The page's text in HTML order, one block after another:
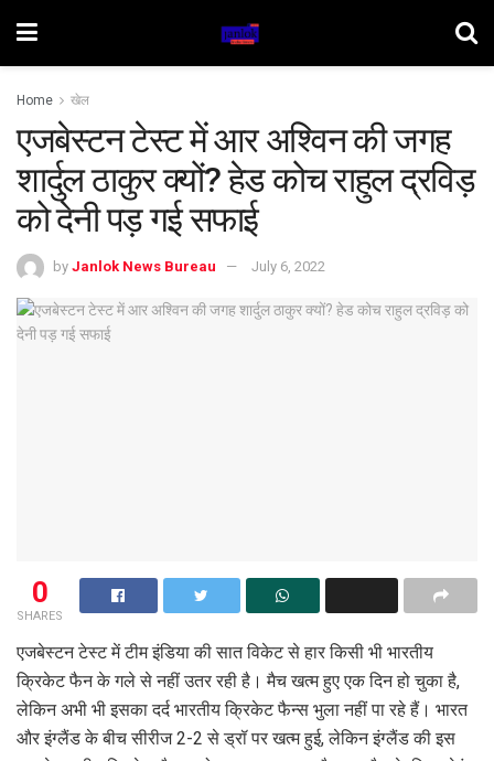
Home खेल
एजबेस्टन टेस्ट में आर अश्विन की जगह
शार्दुल ठाकुर क्यों? हेड कोच राहुल द्रविड़
को देनी पड़ गई सफाई
by Janlok News Bureau July 6, 2022
0
SHARES
एजबेस्टन टेस्ट में टीम इंडिया की सात विकेट से हार किसी भी भारतीय
क्रिकेट फैन के गले से नहीं उतर रही है। मैच खत्म हुए एक दिन हो चुका है,
लेकिन अभी भी इसका दर्द भारतीय क्रिकेट फैन्स भुला नहीं पा रहे हैं। भारत
और इंग्लैंड के बीच सीरीज 2-2 से ड्रॉ पर खत्म हुई, लेकिन इंग्लैंड की इस